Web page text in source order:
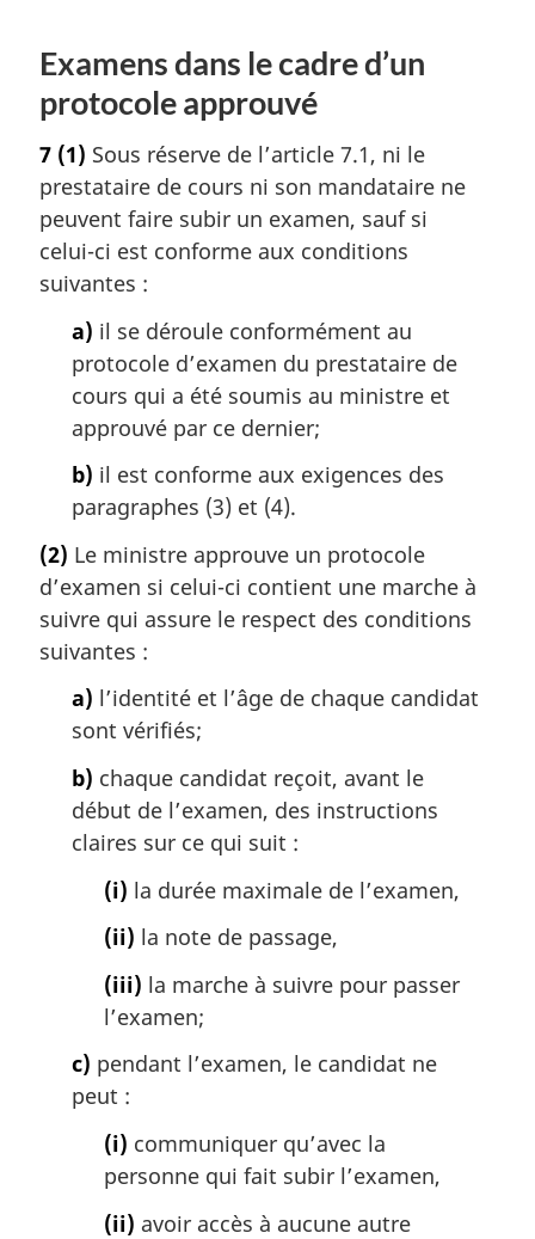
Examens dans le cadre d’un
protocole approuvé
7 (1) Sous réserve de l’article 7.1, ni le
prestataire de cours ni son mandataire ne
peuvent faire subir un examen, sauf si
celui-ci est conforme aux conditions
suivantes :
a) il se déroule conformément au
protocole d’examen du prestataire de
cours qui a été soumis au ministre et
approuvé par ce dernier;
b) il est conforme aux exigences des
paragraphes (3) et (4).
(2) Le ministre approuve un protocole
d’examen si celui-ci contient une marche à
suivre qui assure le respect des conditions
suivantes :
a) l’identité et l’âge de chaque candidat
sont vérifiés;
b) chaque candidat reçoit, avant le
début de l’examen, des instructions
claires sur ce qui suit :
(i) la durée maximale de l’examen,
(ii) la note de passage,
(iii) la marche à suivre pour passer
l’examen;
c) pendant l’examen, le candidat ne
peut :
(i) communiquer qu’avec la
personne qui fait subir l’examen,
(ii) avoir accès à aucune autre